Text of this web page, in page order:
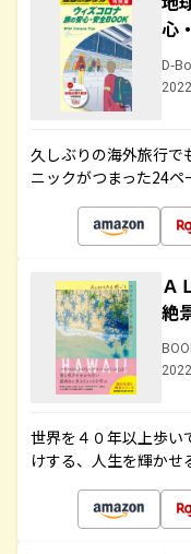
心
D-
久しぶりの海外旅行で
ニックがつまった24
Ａ
絶
世界を４０年以上歩い
けする、人生を輝か